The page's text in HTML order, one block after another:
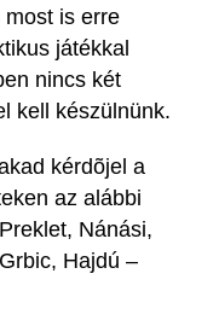
is erre
játékkal
nincs két
kell készülnünk.
kérdõjel a
az alábbi
Nánási,
Hajdú –